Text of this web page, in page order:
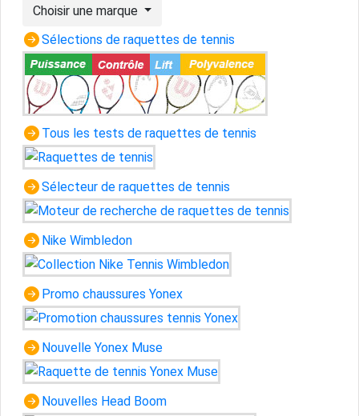
Choisir une marque
Sélections de raquettes de tennis
Tous les tests de raquettes de tennis
Sélecteur de raquettes de tennis
Nike Wimbledon
Promo chaussures Yonex
Nouvelle Yonex Muse
Nouvelles Head Boom